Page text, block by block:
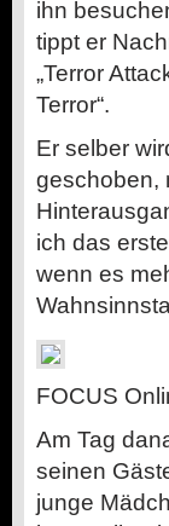
ihn
tippt er
„Terror
Terror“.
Er selber
geschoben,
ich das
wenn es
FOCUS
Am Tag
seinen
junge